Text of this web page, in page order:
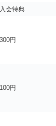
入会特典
300円
100円